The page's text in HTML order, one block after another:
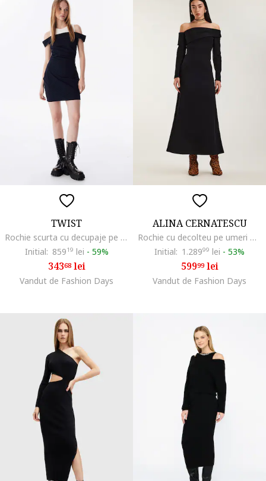
TWIST
Rochie scurta cu decupaje pe umeri, Negru
Initial: 85919 lei - 59%
34368lei
Vandut de Fashion Days
ALINA CERNATESCU
Rochie cu decolteu pe umeri Chalet, Negru
Initial: 1.28999 lei - 53%
59999lei
Vandut de Fashion Days